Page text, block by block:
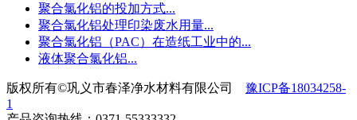
聚合氯化铝的投加方式...
聚合氯化铝处理印染废水用量...
聚合氯化铝（PAC）在造纸工业中的...
液体聚合氯化铝...
版权所有©巩义市春泽净水材料有限公司 豫ICP备18034258-
1